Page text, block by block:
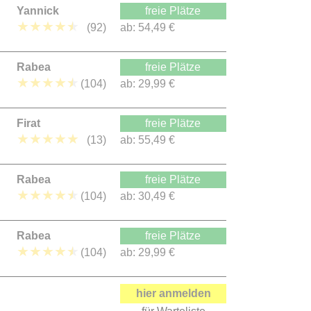
Yannick
★★★★★ (92)
freie Plätze
ab: 54,49 €
Rabea
★★★★★ (104)
freie Plätze
ab: 29,99 €
Firat
★★★★★ (13)
freie Plätze
ab: 55,49 €
Rabea
★★★★★ (104)
freie Plätze
ab: 30,49 €
Rabea
★★★★★ (104)
freie Plätze
ab: 29,99 €
hier anmelden